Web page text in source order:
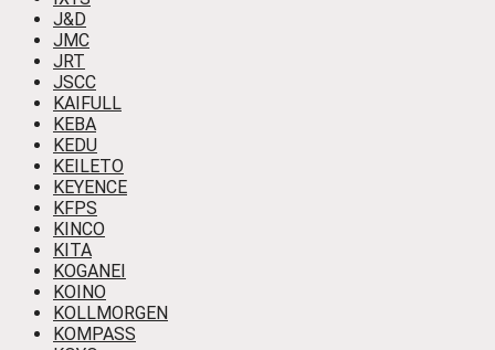
J&D
JMC
JRT
JSCC
KAIFULL
KEBA
KEDU
KEILETO
KEYENCE
KFPS
KINCO
KITA
KOGANEI
KOINO
KOLLMORGEN
KOMPASS